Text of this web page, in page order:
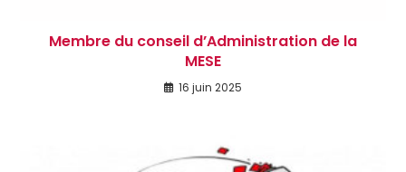
Membre du conseil d’Administration de la
MESE
16 juin 2025